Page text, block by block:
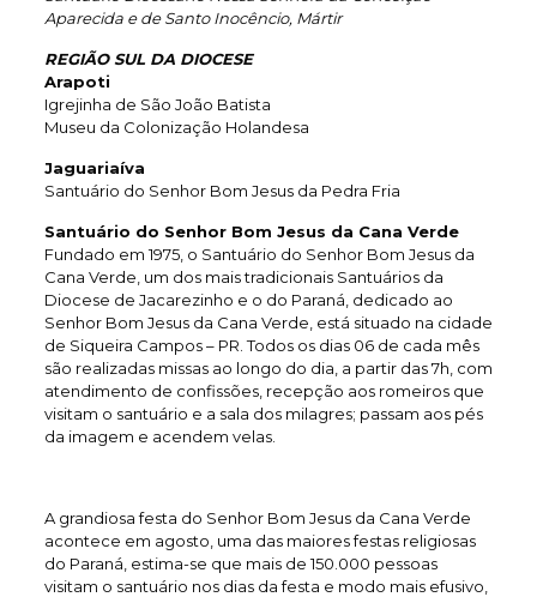
Aparecida e de Santo Inocêncio, Mártir
REGIÃO SUL DA DIOCESE
Arapoti
Igrejinha de São João Batista
Museu da Colonização Holandesa
Jaguariaíva
Santuário do Senhor Bom Jesus da Pedra Fria
Santuário do Senhor Bom Jesus da Cana Verde
Fundado em 1975, o Santuário do Senhor Bom Jesus da
Cana Verde, um dos mais tradicionais Santuários da
Diocese de Jacarezinho e o do Paraná, dedicado ao
Senhor Bom Jesus da Cana Verde, está situado na cidade
de Siqueira Campos – PR. Todos os dias 06 de cada mês
são realizadas missas ao longo do dia, a partir das 7h, com
atendimento de confissões, recepção aos romeiros que
visitam o santuário e a sala dos milagres; passam aos pés
da imagem e acendem velas.
A grandiosa festa do Senhor Bom Jesus da Cana Verde
acontece em agosto, uma das maiores festas religiosas
do Paraná, estima-se que mais de 150.000 pessoas
visitam o santuário nos dias da festa e modo mais efusivo,